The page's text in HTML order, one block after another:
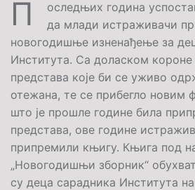
П
оследњих година
да млади истраживачи
новогодишње изненађење за
Института. Са доласком
представа које би се уживо
отежана, те се прибегло новим
што је прошле године била
представа, ове године
припремили књигу. Књига под
„Новогодишњи зборник“
су деца сарадника Института